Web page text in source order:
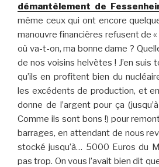
démantèlement de
même ceux qui ont encore
manouvre financières refusent de «
où va-t-on, ma bonne dame ?
de nos voisins helvètes ! J’en suis
qu’ils en profitent bien du
les excédents de production, et
donne de l’argent pour ça
Comme ils sont bons !) pour
barrages, en attendant de nous
stocké jusqu’à… 5000 Euros du
pas trop. On vous l’avait bien dit